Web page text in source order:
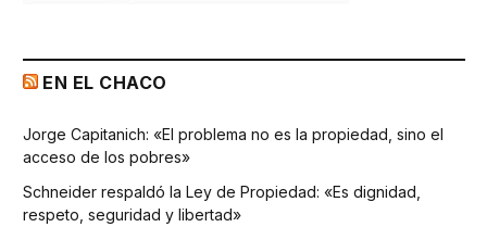
EN EL CHACO
Jorge Capitanich: «El problema no es la propiedad, sino el
acceso de los pobres»
Schneider respaldó la Ley de Propiedad: «Es dignidad,
respeto, seguridad y libertad»